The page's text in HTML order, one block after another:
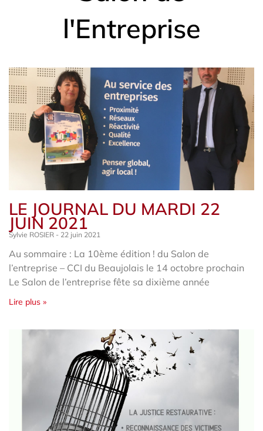
l'Entreprise
LE JOURNAL DU MARDI 22
JUIN 2021
Sylvie ROSIER 22 juin 2021
Au sommaire : La 10ème édition ! du Salon de
l’entreprise – CCI du Beaujolais le 14 octobre prochain
Le Salon de l’entreprise fête sa dixième année
Lire plus »